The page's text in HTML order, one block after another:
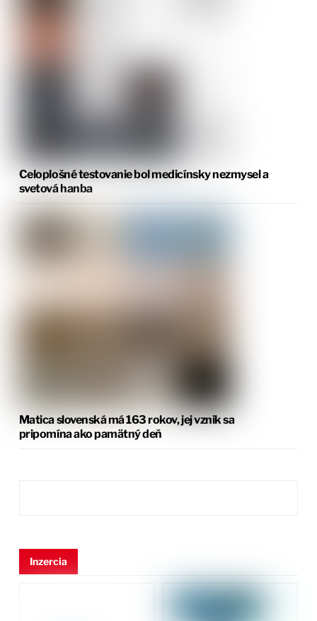
Celoplošné testovanie bol medicínsky nezmysel a
svetová hanba
Matica slovenská má 163 rokov, jej vznik sa
pripomína ako pamätný deň
Inzercia